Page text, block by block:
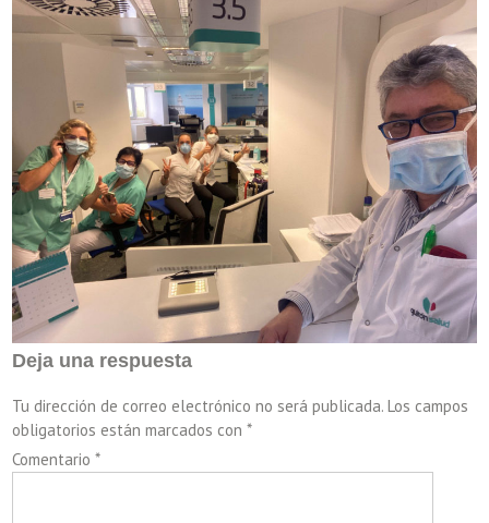
Deja una respuesta
Tu dirección de correo electrónico no será publicada. Los campos
obligatorios están marcados con*
Comentario*